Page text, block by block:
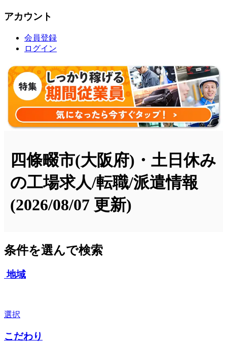
アカウント
会員登録
ログイン
四條畷市(大阪府)・土日休み
の工場求人/転職/派遣情報
(2026/08/07 更新)
条件を選んで検索
地域
選択
こだわり